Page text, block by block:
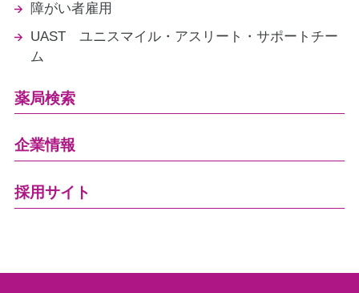
障がい者雇用
UAST ユニスマイル・アスリート・サポートチー
ム
薬局検索
企業情報
採用サイト